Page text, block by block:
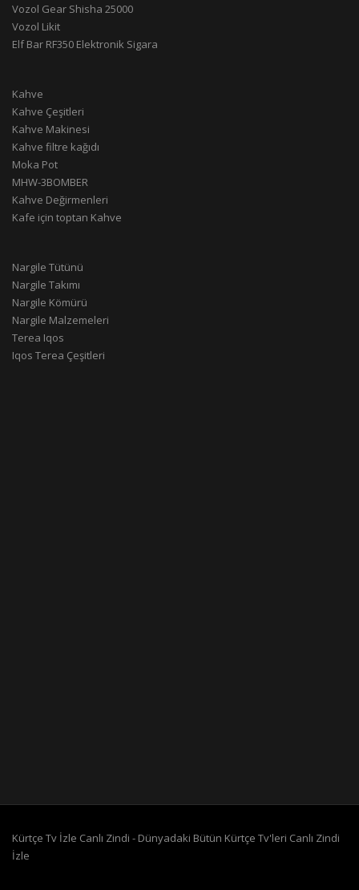
Vozol Gear Shisha 25000
Vozol Likit
Elf Bar RF350 Elektronik Sigara
Kahve
Kahve Çeşitleri
Kahve Makinesi
Kahve filtre kağıdı
Moka Pot
MHW-3BOMBER
Kahve Değirmenleri
Kafe için toptan Kahve
Nargile Tütünü
Nargile Takımı
Nargile Kömürü
Nargile Malzemeleri
Terea Iqos
Iqos Terea Çeşitleri
Kürtçe Tv İzle Canlı Zindi - Dünyadaki Bütün Kürtçe Tv'leri Canlı Zindi
İzle